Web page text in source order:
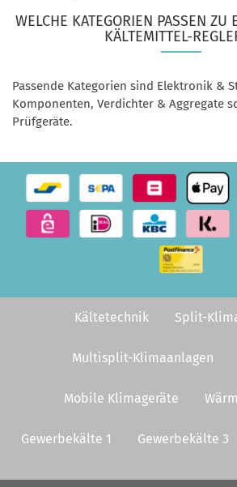
WELCHE KATEGORIEN PASSEN ZU
KÄLTEMITTEL-
Passende Kategorien sind Elektronik &
Komponenten, Verdichter & Aggregate
Prüfgeräte.
Kältetechnik Split-
Multisplit-Klimaanlagen
Mobile Klimageräte
Gewerbekälte 1 Gewerbekälte 3